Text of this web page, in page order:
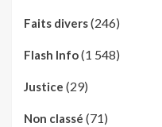
Faits divers(246)
Flash Info(1 548)
Justice (29)
Non classé (71)